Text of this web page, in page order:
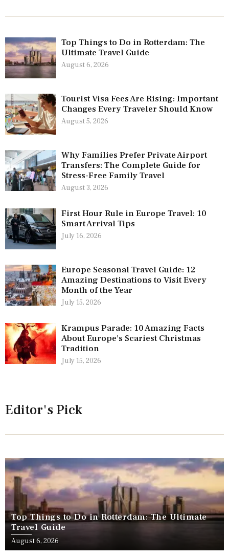
Top Things to Do in Rotterdam: The
Ultimate Travel Guide
August 6, 2026
Tourist Visa Fees Are Rising: Important
Changes Every Traveler Should Know
August 5, 2026
Why Families Prefer Private Airport
Transfers: The Complete Guide for
Stress-Free Family Travel
August 3, 2026
First Hour Rule in Europe Travel: 10
Smart Arrival Tips
July 16, 2026
Europe Seasonal Travel Guide: 12
Amazing Destinations to Visit Every
Month of the Year
July 15, 2026
Krampus Parade: 10 Amazing Facts
About Europe’s Scariest Christmas
Tradition
July 15, 2026
Editor's Pick
Top Things to Do in Rotterdam: The Ultimate
Travel Guide
August 6, 2026